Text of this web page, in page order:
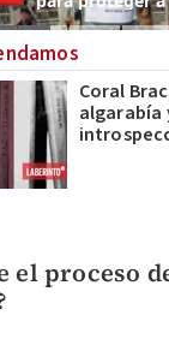
Coral
algarabía
el proceso